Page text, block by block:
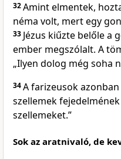
32Amint elmentek,
néma volt, mert egy
33 Jézus kiűzte belőle a
ember megszólalt. A
„Ilyen dolog még soha
34A farizeusok
szellemek
szellemeket.”
Sok az aratnivaló, de